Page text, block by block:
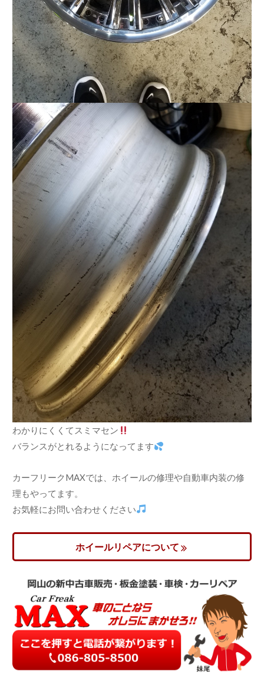
わかりにくくてスミマセン
バランスがとれるようになってます
カーフリークMAXでは、ホイールの修理や自動車内装の修
理もやってます。
お気軽にお問い合わせください
ホイールリペアについて